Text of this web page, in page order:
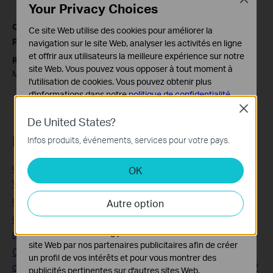
Q5 : Comment l'application Kasa donne-t-elle la priorité au
programme, à la minuterie et au mode absence ?
R :
La priorité entre eux serait : Minuterie > Programmation >
Mode Absent.
FAQs associées
Guide de dépannage sur les modems/routeurs 4G LTE
WiFi
Guide de dépannage du modem-routeur ADSL
Comment connecter ma prise connectée TP-Link à mon
réseau via Kasa?
Comment configurer le mode de planification et
d'absence de TP-Link Smart Plug / Switch dans Kasa APP
De United States?
Infos produits, événements, services pour votre pays.
OK
Autre option
Close
Your Privacy Choices
Ce site Web utilise des cookies pour améliorer la
navigation sur le site Web, analyser les activités en ligne
et offrir aux utilisateurs la meilleure expérience sur notre
site Web. Vous pouvez vous opposer à tout moment à
l'utilisation de cookies. Vous pouvez obtenir plus
d'informations dans notrepolitique de confidentialité.
Ces cookies sont nécessaires au fonctionnement du
site Web et ne peuvent pas être désactivés dans vos
Cookies d'analyse et marketing
Les cookies d'analyse nous permettent d'analyser vos
activités sur notre site Web pour améliorer et ajuster les
fonctionnalités de notre site Web.
Les cookies marketing peuvent être définis via notre
site Web par nos partenaires publicitaires afin de créer
un profil de vos intérêts et pour vous montrer des
publicités pertinentes sur d'autres sites Web.